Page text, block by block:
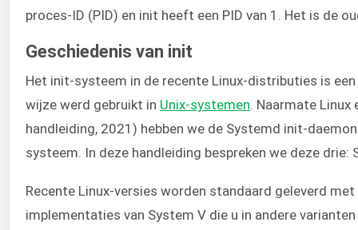
proces-ID (PID) en init heeft een PID van 1. Het is de
Geschiedenis van init
Het init-systeem in de recente Linux-distributies is
wijze werd gebruikt in Unix-systemen. Naarmate
handleiding, 2021) hebben we de Systemd init-
systeem. In deze handleiding bespreken we deze drie:
Recente Linux-versies worden standaard geleverd
implementaties van System V die u in andere